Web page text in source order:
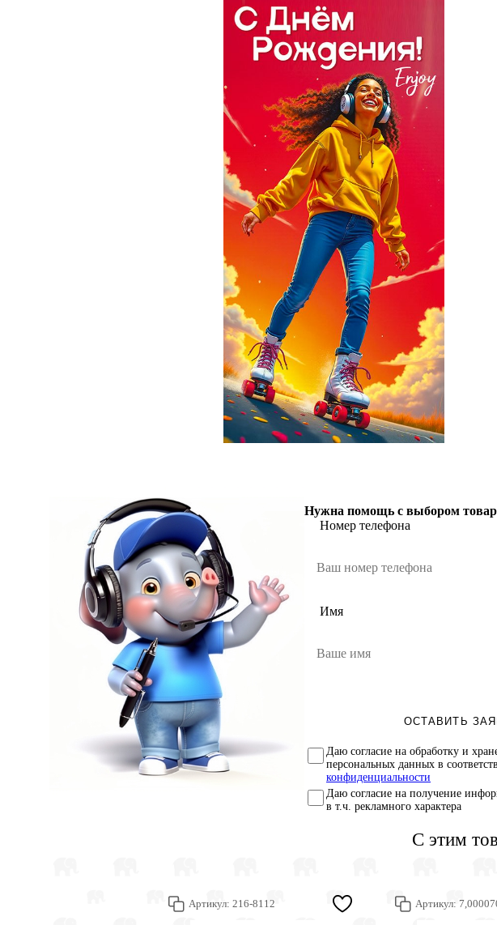
Нужна помощь с выбором
Номер телефона
Имя
ОСТАВИТЬ
Даю согласие на обработку и
персональных данных в
конфиденциальности
Даю согласие на получение
в т.ч. рекламного характера
С этим
Артикул: 216-8112 Артикул: